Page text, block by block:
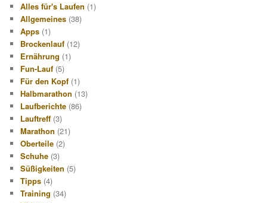
Alles für's Laufen (1)
Allgemeines (38)
Apps (1)
Brockenlauf (12)
Ernährung (1)
Fun-Lauf (5)
Für den Kopf (1)
Halbmarathon (13)
Laufberichte (86)
Lauftreff (3)
Marathon (21)
Oberteile (2)
Schuhe (3)
Süßigkeiten (5)
Tipps (4)
Training (34)